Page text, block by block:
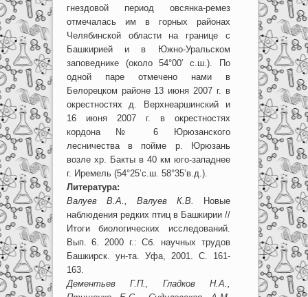
гнездовой период овсянка-ремез
отмечалась им в горных районах
Челябинской области на границе с
Башкирией и в Южно-Уральском
заповеднике (около 54°00′ с.ш.). По
одной паре отмечено нами в
Белорецком районе 13 июня 2007 г. в
окрестностях д. Верхнеаршинский и
16 июня 2007 г. в окрестностях
кордона № 6 Юрюзанского
лесничества в пойме р. Юрюзань
возле хр. Бакты в 40 км юго-западнее
г. Иремель (54°25’с.ш. 58°35’в.д.).
Литература:
Валуев В.А., Валуев К.В.
Новые
наблюдения редких птиц в Башкирии //
Итоги биологических исследований.
Вып. 6. 2000 г.: Сб. научных трудов
Башкирск. ун-та. Уфа, 2001. С. 161-
163.
Дементьев Г.П., Гладков Н.А.,